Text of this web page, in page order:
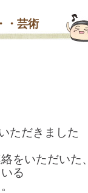
・芸術
ただきました
をいただいた、
る